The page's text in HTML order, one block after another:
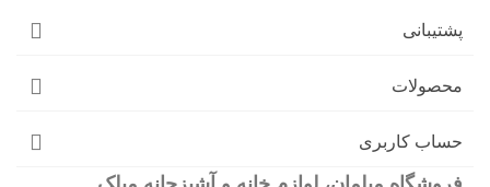
پشتیبانی
محصولات
حساب کاربری